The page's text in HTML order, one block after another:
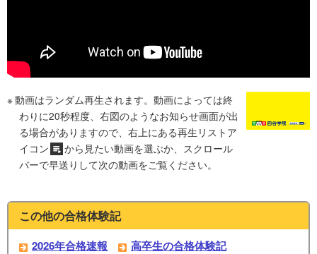
動画はランダム再生されます。動画によっては終
わりに20秒程度、右図のようなお知らせ画面が出
る場合がありますので、右上にある再生リストア
イコン
から見たい動画を選ぶか、スクロール
バーで早送りして次の動画をご覧ください。
この他の合格体験記
2026年合格速報
高卒生の合格体験記